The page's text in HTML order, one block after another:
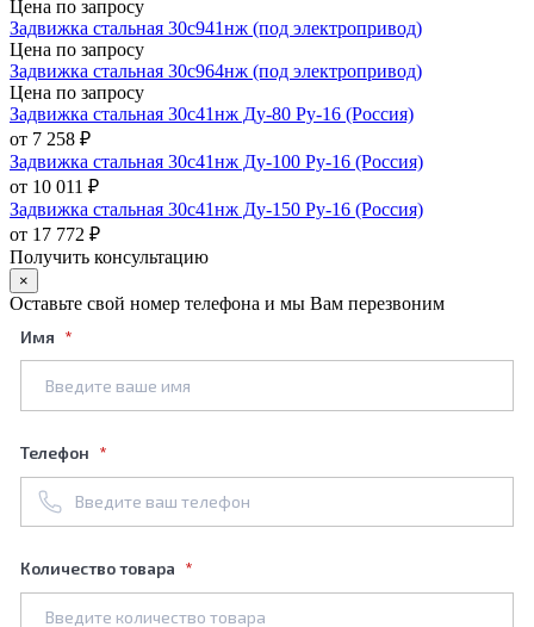
Цена по запросу
Задвижка стальная 30с941нж (под электропривод)
Цена по запросу
Задвижка стальная 30с964нж (под электропривод)
Цена по запросу
Задвижка стальная 30с41нж Ду-80 Ру-16 (Россия)
от 7 258 ₽
Задвижка стальная 30с41нж Ду-100 Ру-16 (Россия)
от 10 011 ₽
Задвижка стальная 30с41нж Ду-150 Ру-16 (Россия)
от 17 772 ₽
Получить консультацию
×
Оставьте свой номер телефона и мы Вам перезвоним
Имя
Телефон
Количество товара